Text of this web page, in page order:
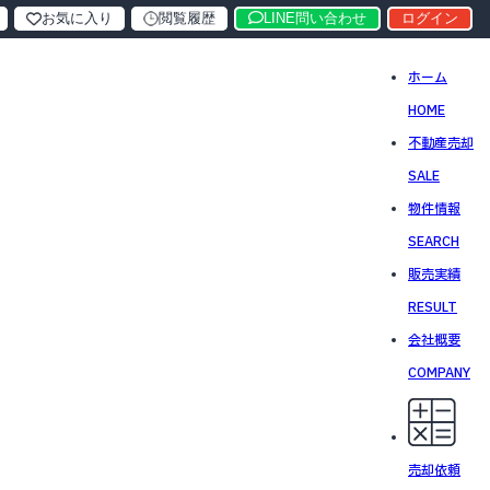
ホーム
HOME
不動産売却
SALE
物件情報
SEARCH
販売実績
RESULT
会社概要
COMPANY
売却依頼
お気に入り 閲覧履歴 LINE問い合わせ ログイン